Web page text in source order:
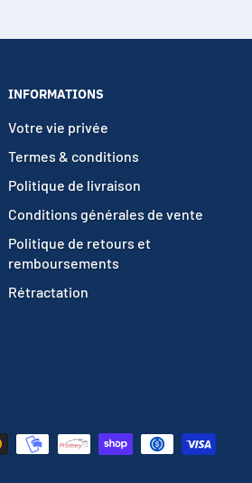
INFORMATIONS
Votre vie privée
Termes & conditions
Politique de livraison
Conditions générales de vente
Politique de retours et
remboursements
Rétractation